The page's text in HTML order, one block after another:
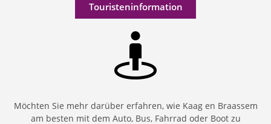
Touristeninformation
Möchten Sie mehr darüber erfahren, wie Kaag en Braassem
am besten mit dem Auto, Bus, Fahrrad oder Boot zu